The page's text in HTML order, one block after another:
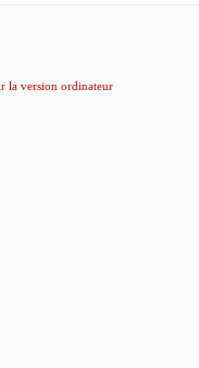
la version ordinateur